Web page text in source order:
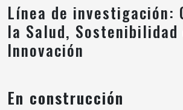
Línea de investigación:
la Salud, Sostenibilidad
Innovación
En construcción